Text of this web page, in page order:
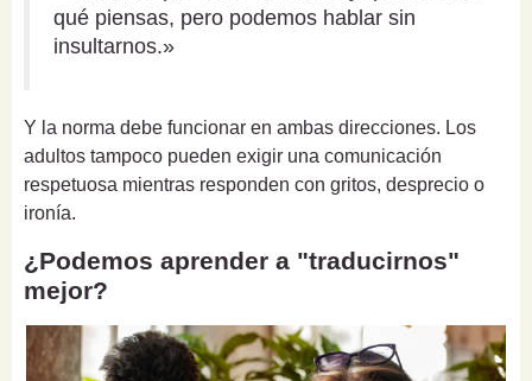
qué piensas, pero podemos hablar sin
insultarnos.»
Y la norma debe funcionar en ambas direcciones. Los
adultos tampoco pueden exigir una comunicación
respetuosa mientras responden con gritos, desprecio o
ironía.
¿Podemos aprender a "traducirnos"
mejor?